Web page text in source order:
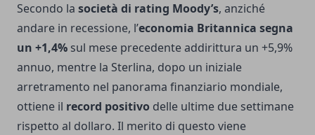
Secondo la società di rating Moody’s, anziché
andare in recessione, l’economia Britannica segna
un +1,4% sul mese precedente addirittura un +5,9%
annuo, mentre la Sterlina, dopo un iniziale
arretramento nel panorama finanziario mondiale,
ottiene il record positivo delle ultime due settimane
rispetto al dollaro. Il merito di questo viene